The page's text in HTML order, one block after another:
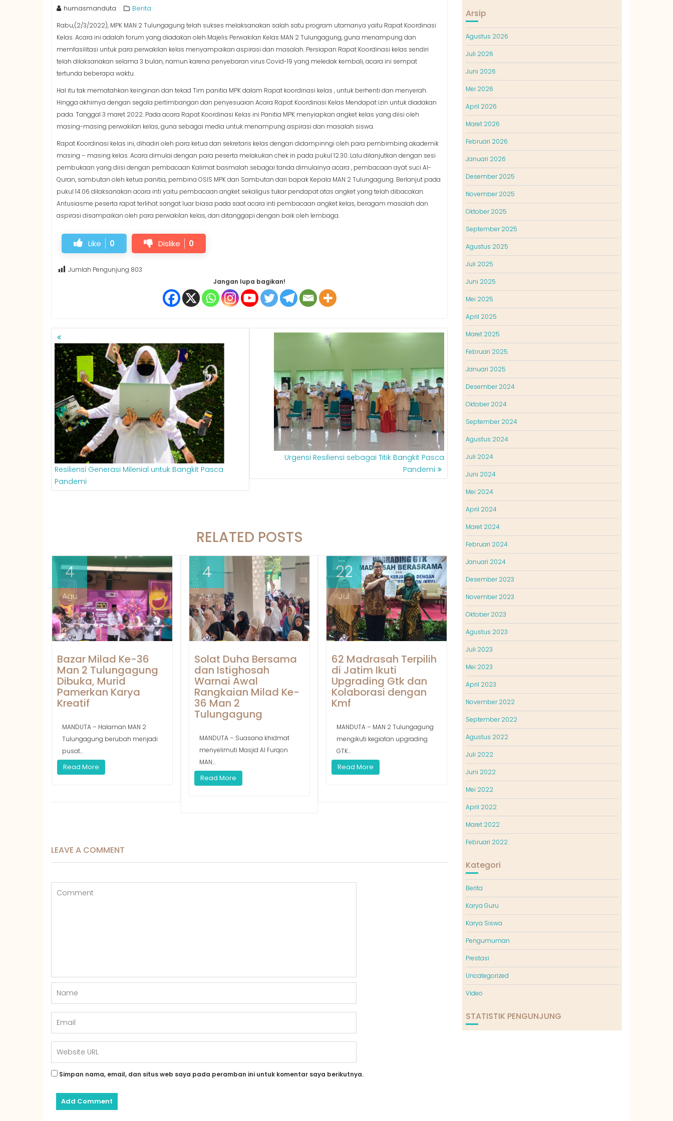
humasmanduta Berita
Rabu,(2/3/2022), MPK MAN 2 Tulungagung telah sukses melaksanakan salah satu program utamanya yaitu Rapat Koordinasi
Kelas. Acara ini adalah forum yang diadakan oleh Majelis Perwakilan Kelas MAN 2 Tulungagung, guna menampung dan
memfasilitasi untuk para perwakilan kelas menyampaikan aspirasi dan masalah. Persiapan Rapat Koordinasi kelas sendiri
telah dilaksanakan selama 3 bulan, namun karena penyebaran virus Covid-19 yang meledak kembali, acara ini sempat
tertunda beberapa waktu.
Hal itu tak mematahkan keinginan dan tekad Tim panitia MPK dalam Rapat koordinasi kelas , untuk berhenti dan menyerah.
Hingga akhirnya dengan segala pertimbangan dan penyesuaian Acara Rapat Koordinasi Kelas Mendapat izin untuk diadakan
pada. Tanggal 3 maret 2022. Pada acara Rapat Koordinasi Kelas ini Panitia MPK menyiapkan angket kelas yang diisi oleh
masing-masing perwakilan kelas, guna sebagai media untuk menampung aspirasi dan masalah siswa.
Rapat Koordinasi kelas ini, dihadiri oleh para ketua dan sekretaris kelas dengan didampinngi oleh para pembimbing akademik
masing – masing kelas. Acara dimulai dengan para peserta melakukan chek in pada pukul 12.30. Lalu dilanjutkan dengan sesi
pembukaan yang diisi dengan pembacaan Kalimat basmalah sebagai tanda dimulainya acara , pembacaan ayat suci Al-
Quran, sambutan oleh ketua panitia, pembina OSIS MPK dan Sambutan dari bapak Kepala MAN 2 Tulungagung. Berlanjut pada
pukul 14.06 dilaksanakan acara inti yaitu pembacaan angket sekaligus tukar pendapat atas angket yang telah dibacakan.
Antusiasme peserta rapat terlihat sangat luar biasa pada saat acara inti pembacaan angket kelas, beragam masalah dan
aspirasi disampaikan oleh para perwakilan kelas, dan ditanggapi dengan baik oleh lembaga.
Like 0 Dislike 0
Jumlah Pengunjung 803
Jangan lupa bagikan!
NAVIGASI
POS
Resiliensi Generasi Milenial untuk Bangkit Pasca
Pandemi
Urgensi Resiliensi sebagai Titik Bangkit Pasca
Pandemi
RELATED POSTS
4
Agu
Bazar Milad Ke-36
Man 2 Tulungagung
Dibuka, Murid
Pamerkan Karya
Kreatif
MANDUTA – Halaman MAN 2
Tulungagung berubah menjadi
pusat...
Read More
4
Agu
Solat Duha Bersama
dan Istighosah
Warnai Awal
Rangkaian Milad Ke-
36 Man 2
Tulungagung
MANDUTA – Suasana khidmat
menyelimuti Masjid Al Furqon
MAN...
Read More
22
Jul
62 Madrasah Terpilih
di Jatim Ikuti
Upgrading Gtk dan
Kolaborasi dengan
Kmf
MANDUTA – MAN 2 Tulungagung
mengikuti kegiatan upgrading
GTK...
Read More
LEAVE A COMMENT
Simpan nama, email, dan situs web saya pada peramban ini untuk komentar saya berikutnya.
Arsip
Agustus 2026
Juli 2026
Juni 2026
Mei 2026
April 2026
Maret 2026
Februari 2026
Januari 2026
Desember 2025
November 2025
Oktober 2025
September 2025
Agustus 2025
Juli 2025
Juni 2025
Mei 2025
April 2025
Maret 2025
Februari 2025
Januari 2025
Desember 2024
Oktober 2024
September 2024
Agustus 2024
Juli 2024
Juni 2024
Mei 2024
April 2024
Maret 2024
Februari 2024
Januari 2024
Desember 2023
November 2023
Oktober 2023
Agustus 2023
Juli 2023
Mei 2023
April 2023
November 2022
September 2022
Agustus 2022
Juli 2022
Juni 2022
Mei 2022
April 2022
Maret 2022
Februari 2022
Kategori
Berita
Karya Guru
Karya Siswa
Pengumuman
Prestasi
Uncategorized
Video
STATISTIK PENGUNJUNG